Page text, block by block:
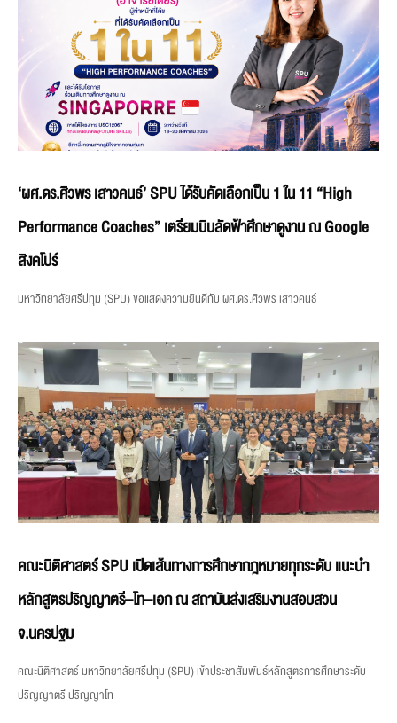
‘ผศ.ดร.ศิวพร เสาวคนธ์’ SPU ได้รับคัดเลือกเป็น 1 ใน 11 “High
Performance Coaches” เตรียมบินลัดฟ้าศึกษาดูงาน ณ Google
สิงคโปร์
มหาวิทยาลัยศรีปทุม (SPU) ขอแสดงความยินดีกับ ผศ.ดร.ศิวพร เสาวคนธ์
คณะนิติศาสตร์ SPU เปิดเส้นทางการศึกษากฎหมายทุกระดับ แนะนำ
หลักสูตรปริญญาตรี–โท–เอก ณ สถาบันส่งเสริมงานสอบสวน
จ.นครปฐม
คณะนิติศาสตร์ มหาวิทยาลัยศรีปทุม (SPU) เข้าประชาสัมพันธ์หลักสูตรการศึกษาระดับ
ปริญญาตรี ปริญญาโท